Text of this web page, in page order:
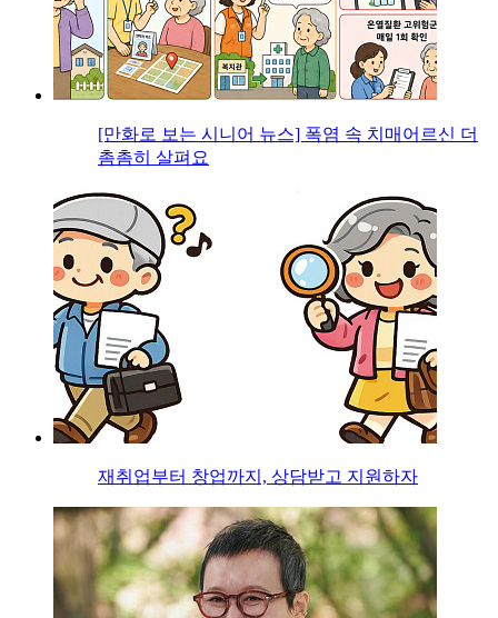
[만화로 보는 시니어 뉴스] 폭염 속 치매어르신 더
촘촘히 살펴요
재취업부터 창업까지, 상담받고 지원하자